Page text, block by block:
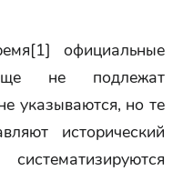
официальные
не подлежат
указываются, но те
исторический